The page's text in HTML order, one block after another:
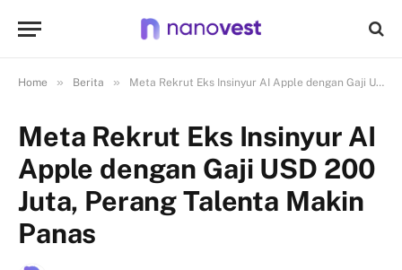
Home » Berita » Meta Rekrut Eks Insinyur AI Apple dengan Gaji USD 200 Juta, Perang Talenta Makin Panas
Meta Rekrut Eks Insinyur AI
Apple dengan Gaji USD 200
Juta, Perang Talenta Makin
Panas